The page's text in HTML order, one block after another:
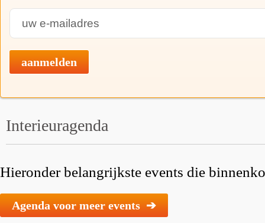
aanmelden
Interieuragenda
Hieronder belangrijkste events die
Agenda voor meer events ➔